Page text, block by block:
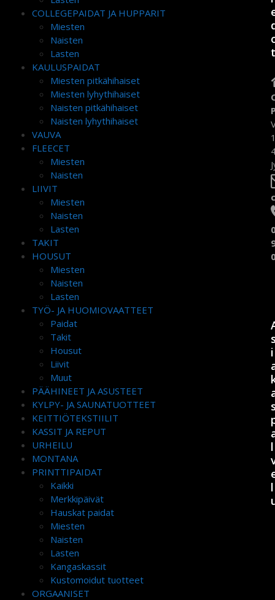
COLLEGEPAIDAT JA HUPPARIT
Miesten
Naisten
Lasten
KAULUSPAIDAT
Miesten pitkähihaiset
Miesten lyhythihaiset
Naisten pitkähihaiset
Naisten lyhythihaiset
VAUVA
FLEECET
Miesten
Naisten
LIIVIT
Miesten
Naisten
Lasten
TAKIT
HOUSUT
Miesten
Naisten
Lasten
TYÖ- JA HUOMIOVAATTEET
Paidat
Takit
Housut
Liivit
Muut
PÄÄHINEET JA ASUSTEET
KYLPY- JA SAUNATUOTTEET
KEITTIÖTEKSTIILIT
KASSIT JA REPUT
URHEILU
MONTANA
PRINTTIPAIDAT
Kaikki
Merkkipäivät
Hauskat paidat
Miesten
Naisten
Lasten
Kangaskassit
Kustomoidut tuotteet
ORGAANISET
t
i
l
l